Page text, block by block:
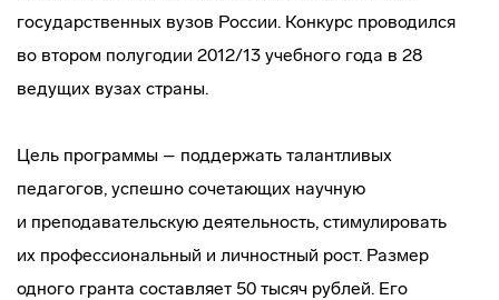
государственных вузов России. Конкурс проводился
во втором полугодии 2012/13 учебного года в 28
ведущих вузах страны.
Цель программы – поддержать талантливых
педагогов, успешно сочетающих научную
и преподавательскую деятельность, стимулировать
их профессиональный и личностный рост. Размер
одного гранта составляет 50 тысяч рублей. Его